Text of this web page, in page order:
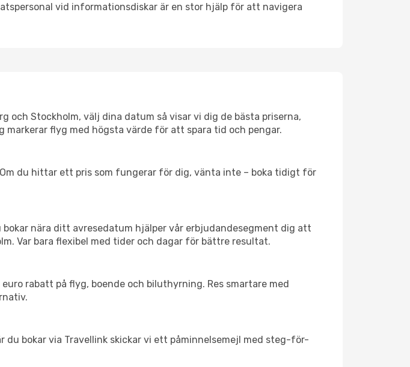
vid informationsdiskar är en stor hjälp för att navigera
och Stockholm, välj dina datum så visar vi dig de bästa priserna,
flyg med högsta värde för att spara tid och pengar.
du hittar ett pris som fungerar för dig, vänta inte – boka tidigt för
nära ditt avresedatum hjälper vår erbjudandesegment dig att
Var bara flexibel med tider och dagar för bättre resultat.
rabatt på flyg, boende och biluthyrning. Res smartare med
bokar via Travellink skickar vi ett påminnelsemejl med steg-för-